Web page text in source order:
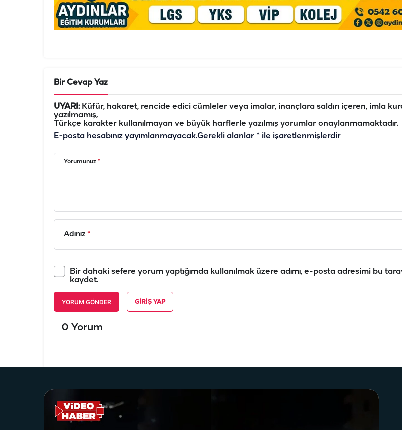
Bir Cevap Yaz
UYARI:Küfür, hakaret, rencide edici cümleler veya imalar, inançlara saldırı içeren, imla
yazılmamış,
Türkçe karakter kullanılmayan ve büyük harflerle yazılmış yorumlar onaylanmamaktadır.
E-posta hesabınız yayımlanmayacak.Gerekli alanlar * ile işaretlenmişlerdir
Yorumunuz *
Adınız *
Bir dahaki sefere yorum yaptığımda kullanılmak üzere adımı, e-posta adresimi bu
kaydet.
YORUM GÖNDER GIRIŞ YAP
0 Yorum